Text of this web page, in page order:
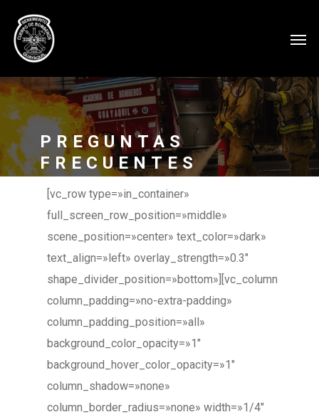
PREGUNTAS
FRECUENTES
[vc_row type=»in_container»
full_screen_row_position=»middle»
scene_position=»center» text_color=»dark»
text_align=»left» overlay_strength=»0.3″
shape_divider_position=»bottom»][vc_column
column_padding=»no-extra-padding»
column_padding_position=»all»
background_color_opacity=»1″
background_hover_color_opacity=»1″
column_shadow=»none»
column_border_radius=»none» width=»1/4″